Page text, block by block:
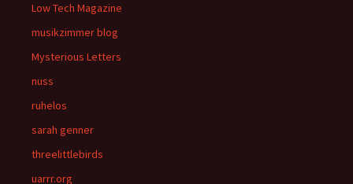
Low Tech Magazine
musikzimmer blog
Mysterious Letters
nuss
ruhelos
sarah genner
threelittlebirds
uarrr.org